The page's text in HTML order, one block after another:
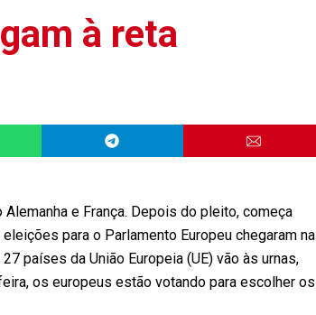
à reta
e França. Depois do pleito, começa
para o Parlamento Europeu chegaram na
países da União Europeia (UE) vão às urnas,
os europeus estão votando para escolher os